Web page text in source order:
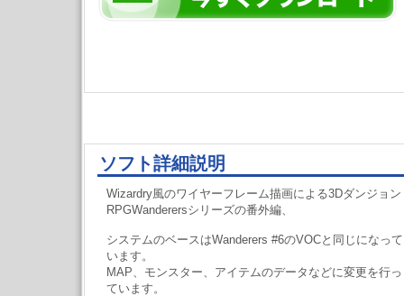
ソフト詳細説明
Wizardry風のワイヤーフレーム描画による3Dダンジョン
RPGWanderersシリーズの番外編、
システムのベースはWanderers #6のVOCと同じになって
います。
MAP、モンスター、アイテムのデータなどに変更を行っ
ています。